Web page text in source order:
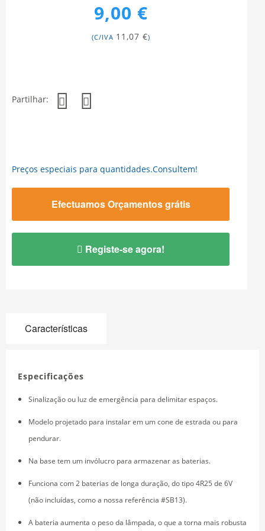
9,00 €
(C/IVA 11,07 €)
Partilhar:
Preços especiais para quantidades.Consultem!
Efectuamos Orçamentos grátis
Registe-se agora!
Características
Especificações
Sinalização ou luz de emergência para delimitar espaços.
Modelo projetado para instalar em um cone de estrada ou para
pendurar.
Na base tem um invólucro para armazenar as baterias.
Funciona com 2 baterias de longa duração, do tipo 4R25 de 6V
(não incluídas, como a nossa referência #SB13).
A bateria aumenta o peso da lâmpada, o que a torna mais robusta